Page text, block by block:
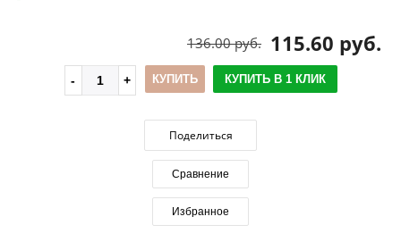
115.60 руб.
136.00 руб.
КУПИТЬ КУПИТЬ В 1 КЛИК
Поделиться
Сравнение
Избранное